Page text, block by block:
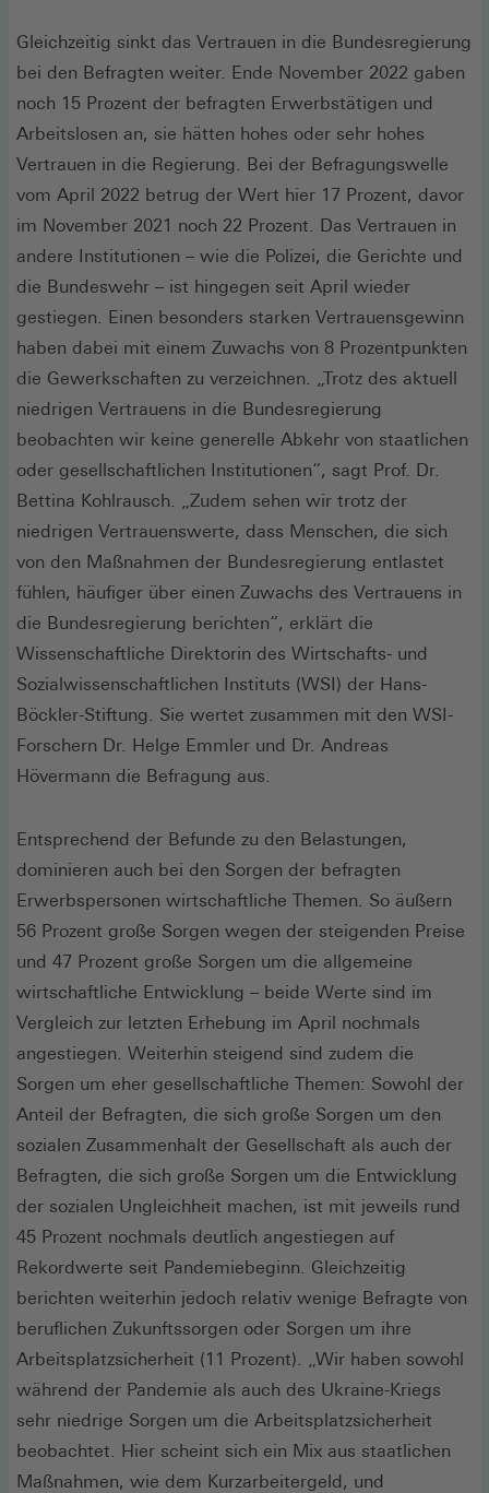
Gleichzeitig sinkt das Vertrauen in die Bundesregierung
bei den Befragten weiter. Ende November 2022 gaben
noch 15 Prozent der befragten Erwerbstätigen und
Arbeitslosen an, sie hätten hohes oder sehr hohes
Vertrauen in die Regierung. Bei der Befragungswelle
vom April 2022 betrug der Wert hier 17 Prozent, davor
im November 2021 noch 22 Prozent. Das Vertrauen in
andere Institutionen – wie die Polizei, die Gerichte und
die Bundeswehr – ist hingegen seit April wieder
gestiegen. Einen besonders starken Vertrauensgewinn
haben dabei mit einem Zuwachs von 8 Prozentpunkten
die Gewerkschaften zu verzeichnen. „Trotz des aktuell
niedrigen Vertrauens in die Bundesregierung
beobachten wir keine generelle Abkehr von staatlichen
oder gesellschaftlichen Institutionen“, sagt Prof. Dr.
Bettina Kohlrausch. „Zudem sehen wir trotz der
niedrigen Vertrauenswerte, dass Menschen, die sich
von den Maßnahmen der Bundesregierung entlastet
fühlen, häufiger über einen Zuwachs des Vertrauens in
die Bundesregierung berichten“, erklärt die
Wissenschaftliche Direktorin des Wirtschafts- und
Sozialwissenschaftlichen Instituts (WSI) der Hans-
Böckler-Stiftung. Sie wertet zusammen mit den WSI-
Forschern Dr. Helge Emmler und Dr. Andreas
Hövermann die Befragung aus.
Entsprechend der Befunde zu den Belastungen,
dominieren auch bei den Sorgen der befragten
Erwerbspersonen wirtschaftliche Themen. So äußern
56 Prozent große Sorgen wegen der steigenden Preise
und 47 Prozent große Sorgen um die allgemeine
wirtschaftliche Entwicklung – beide Werte sind im
Vergleich zur letzten Erhebung im April nochmals
angestiegen. Weiterhin steigend sind zudem die
Sorgen um eher gesellschaftliche Themen: Sowohl der
Anteil der Befragten, die sich große Sorgen um den
sozialen Zusammenhalt der Gesellschaft als auch der
Befragten, die sich große Sorgen um die Entwicklung
der sozialen Ungleichheit machen, ist mit jeweils rund
45 Prozent nochmals deutlich angestiegen auf
Rekordwerte seit Pandemiebeginn. Gleichzeitig
berichten weiterhin jedoch relativ wenige Befragte von
beruflichen Zukunftssorgen oder Sorgen um ihre
Arbeitsplatzsicherheit (11 Prozent). „Wir haben sowohl
während der Pandemie als auch des Ukraine-Kriegs
sehr niedrige Sorgen um die Arbeitsplatzsicherheit
beobachtet. Hier scheint sich ein Mix aus staatlichen
Maßnahmen, wie dem Kurzarbeitergeld, und